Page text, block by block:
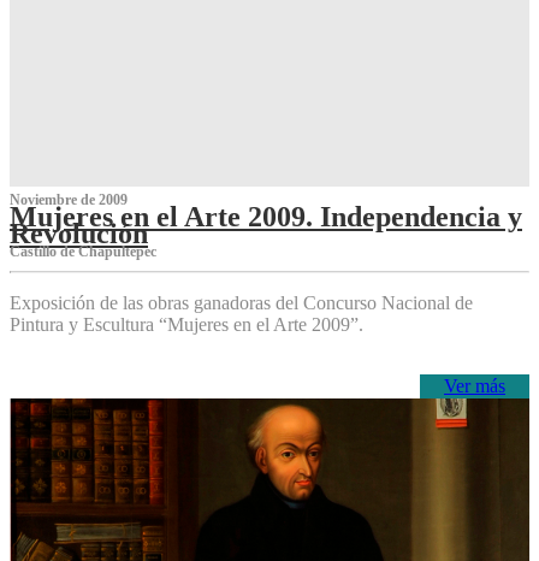
Noviembre de 2009
Mujeres en el Arte 2009. Independencia y
Revolución
Castillo de Chapultepec
Exposición de las obras ganadoras del Concurso Nacional de
Pintura y Escultura “Mujeres en el Arte 2009”.
Ver más